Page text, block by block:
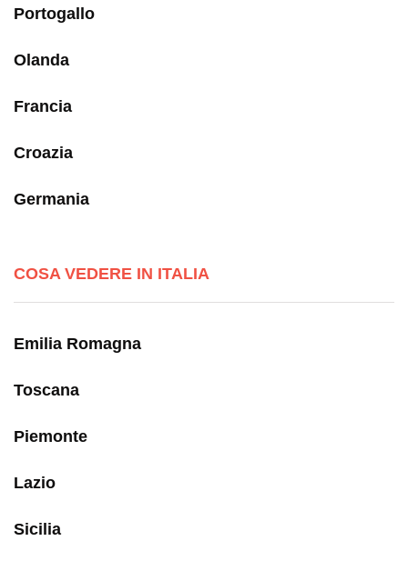
Portogallo
Olanda
Francia
Croazia
Germania
COSA VEDERE IN ITALIA
Emilia Romagna
Toscana
Piemonte
Lazio
Sicilia